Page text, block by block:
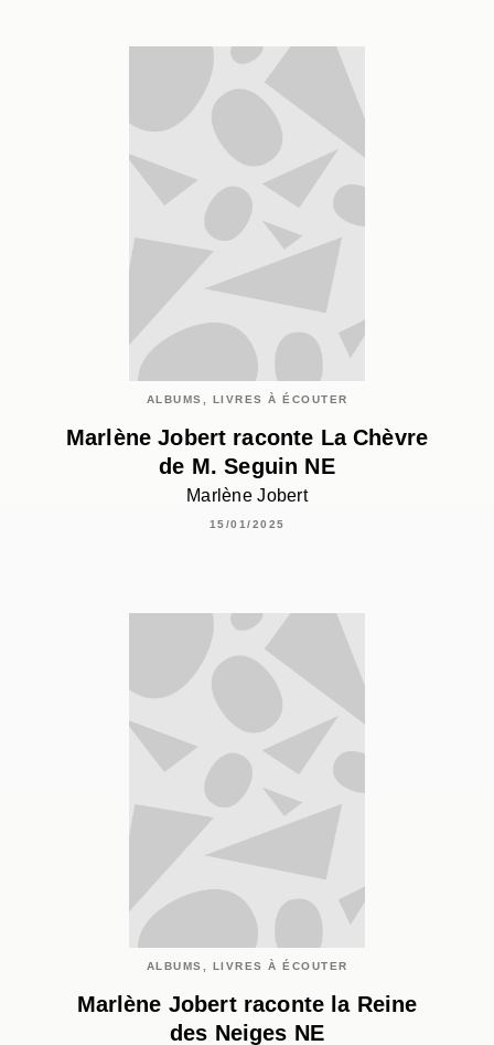
ALBUMS, LIVRES À ÉCOUTER
Marlène Jobert raconte La Chèvre
de M. Seguin NE
Marlène Jobert
15/01/2025
ALBUMS, LIVRES À ÉCOUTER
Marlène Jobert raconte la Reine
des Neiges NE